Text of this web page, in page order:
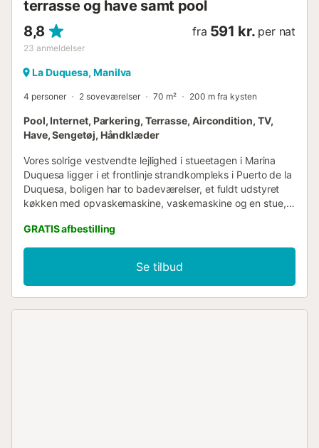
terrasse og have samt pool
8,8
23 anmeldelser
fra 591 kr. per nat
La Duquesa, Manilva
4 personer 2 soveværelser 70 m² 200 m fra kysten
Pool, Internet, Parkering, Terrasse, Aircondition, TV,
Have, Sengetøj, Håndklæder
Vores solrige vestvendte lejlighed i stueetagen i Marina
Duquesa ligger i et frontlinje strandkompleks i Puerto de la
Duquesa, boligen har to badeværelser, et fuldt udstyret
køkken med opvaskemaskine, vaskemaskine og en stue,
havet. Der er direkte adgang fra terrassen til
swimmingpools, aircondition, privat WIFI, underjordisk
parkering med tildelt plads, direkte adgang til stranden, 24
timers sikkerhed, et fitnesscenter, haver, fire
swimmingpools, 2 paddle-tennisbaner, og det er kun et
GRATIS afbestilling
Se tilbud